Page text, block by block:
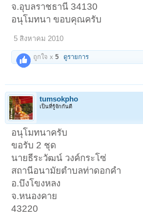
จ.อุบลราชธานี 34130
อนุโมทนา ขอบคุณครับ
5 สิงหาคม 2010
ถูกใจ x5 ดูรายการ
tumsokpho
เป็นที่รู้จักกันดี
อนุโมทนาครับ
ขอรับ 2 ชุด
นายธีระวัฒน์ วงค์กระโซ่
สถานีอนามัยตำบลท่าดอกคำ
อ.บึงโขงหลง
จ.หนองคาย
43220